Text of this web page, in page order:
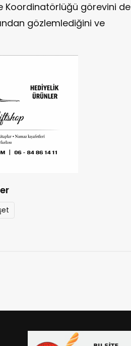
Koordinatörlüğü görevini de
gözlemlediğini ve